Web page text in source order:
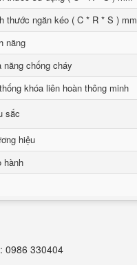
thước ngăn kéo ( C * R * S ) mm
năng
năng chống cháy
khóa liên hoàn thông minh
sắc
hiệu
hành
0986 330404